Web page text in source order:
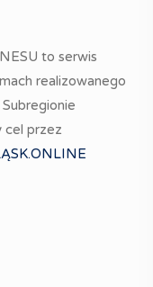
to serwis
realizowanego
cel przez